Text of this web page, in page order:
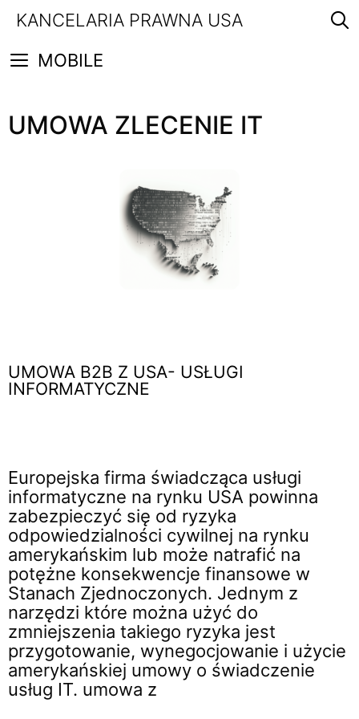
Przejdź
doKANCELARIA PRAWNA USA
MOBILE
UMOWA ZLECENIE IT
UMOWA B2B Z USA- USŁUGI
INFORMATYCZNE
Europejska firma świadcząca usługi
informatyczne na rynku USA powinna
zabezpieczyć się od ryzyka
odpowiedzialności cywilnej na rynku
amerykańskim lub może natrafić na
potężne konsekwencje finansowe w
Stanach Zjednoczonych. Jednym z
narzędzi które można użyć do
zmniejszenia takiego ryzyka jest
przygotowanie, wynegocjowanie i użycie
amerykańskiej umowy o świadczenie
usług IT. umowa z